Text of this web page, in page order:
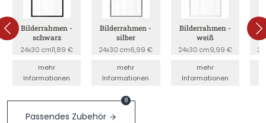
Bilderrahmen -
schwarz
24x30 cm11,89 €
mehr
Informationen
Bilderrahmen -
silber
24x30 cm6,99 €
mehr
Informationen
Bilderrahmen -
weiß
24x30 cm9,99 €
mehr
Informationen
Passendes Zubehör
8